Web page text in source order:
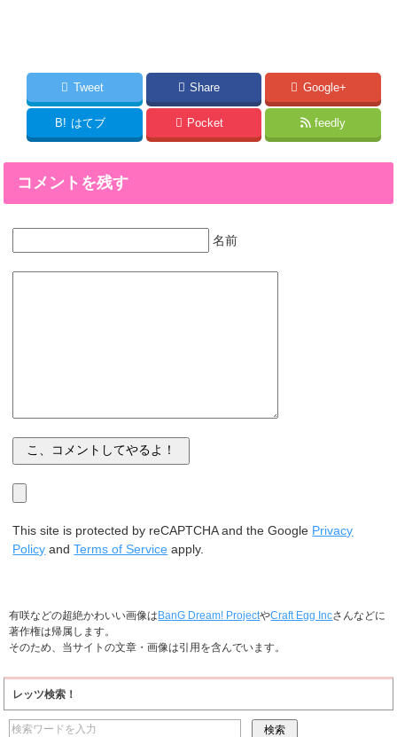
Tweet Share Google+
B! はてブ Pocket feedly
コメントを残す
名前
This site is protected by reCAPTCHA and the Google Privacy
Policy andTerms of Service apply.
有咲などの超絶かわいい画像はBanG Dream! ProjectやCraft Egg Incさんなどに
著作権は帰属します。
そのため、当サイトの文章・画像は引用を含んでいます。
レッツ検索！